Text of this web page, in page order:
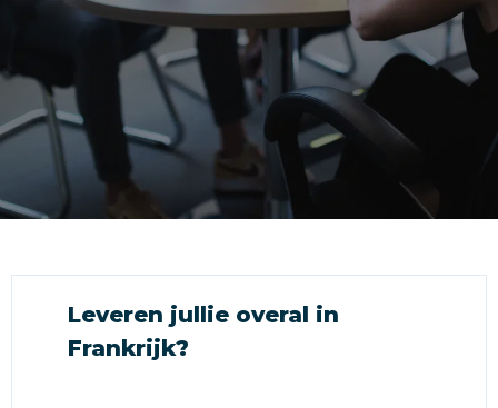
Leveren jullie overal in
Frankrijk?